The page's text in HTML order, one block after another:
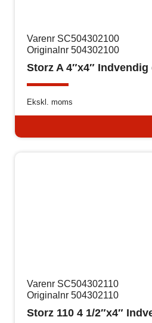
Varenr SC504302100
Originalnr 504302100
Storz A 4″x4″ Indvendig
Ekskl. moms
Varenr SC504302110
Originalnr 504302110
Storz 110 4 1/2″x4″